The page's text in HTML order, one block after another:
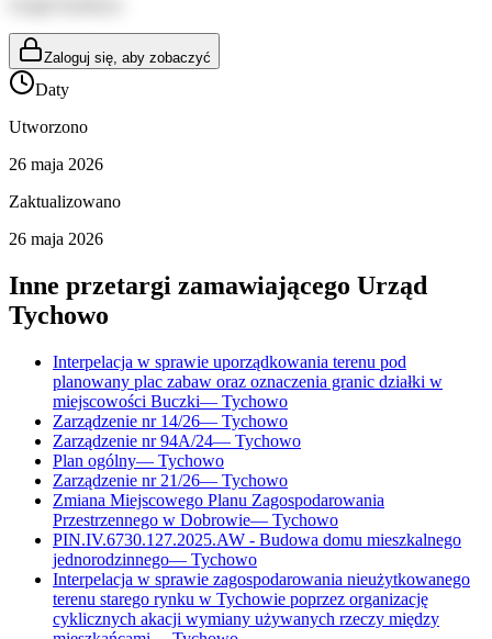
Zaloguj się, aby zobaczyć
Daty
Utworzono
26 maja 2026
Zaktualizowano
26 maja 2026
Inne przetargi zamawiającego Urząd
Tychowo
Interpelacja w sprawie uporządkowania terenu pod
planowany plac zabaw oraz oznaczenia granic działki w
miejscowości Buczki— Tychowo
Zarządzenie nr 14/26— Tychowo
Zarządzenie nr 94A/24— Tychowo
Plan ogólny— Tychowo
Zarządzenie nr 21/26— Tychowo
Zmiana Miejscowego Planu Zagospodarowania
Przestrzennego w Dobrowie— Tychowo
PIN.IV.6730.127.2025.AW - Budowa domu mieszkalnego
jednorodzinnego— Tychowo
Interpelacja w sprawie zagospodarowania nieużytkowanego
terenu starego rynku w Tychowie poprzez organizację
cyklicznych akacji wymiany używanych rzeczy między